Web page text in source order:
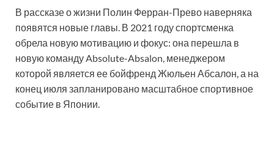
В рассказе о жизни Полин Ферран-Прево наверняка
появятся новые главы. В 2021 году спортсменка
обрела новую мотивацию и фокус: она перешла в
новую команду Absolute-Absalon, менеджером
которой является ее бойфренд Жюльен Абсалон, а на
конец июля запланировано масштабное спортивное
событие в Японии.